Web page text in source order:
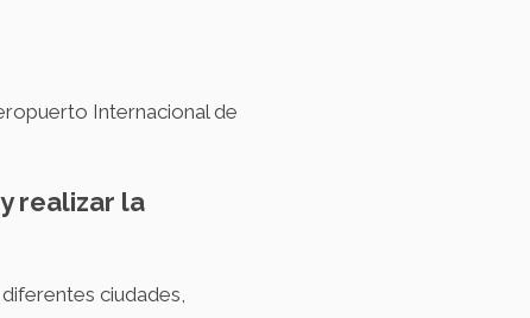
Internacional de
realizar la
ciudades,